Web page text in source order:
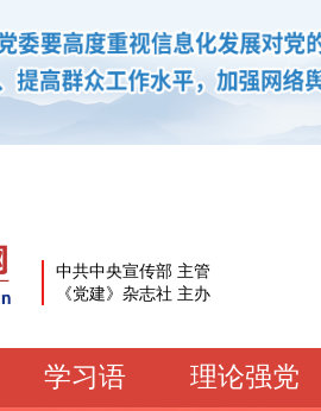
中共中央宣传部 主管
《党建》杂志社 主办
学习语 理论强党